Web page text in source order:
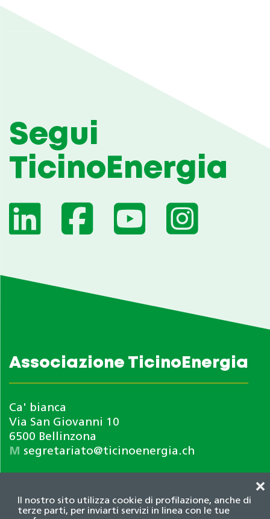
Il nostro sito utilizza cookie di profilazione, anche di
terze parti, per inviarti servizi in linea con le tue
❌
Segui
TicinoEnergia
Associazione TicinoEnergia
Ca' bianca
Via San Giovanni 10
6500 Bellinzona
M segretariato@ticinoenergia.ch